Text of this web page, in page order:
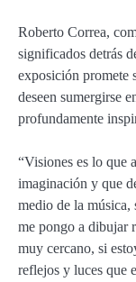
Roberto Correa,
significados detrás
exposición promete
deseen sumergirse
profundamente
“Visiones es lo que
imaginación y que
medio de la música,
me pongo a dibujar
muy cercano, si
reflejos y luces que